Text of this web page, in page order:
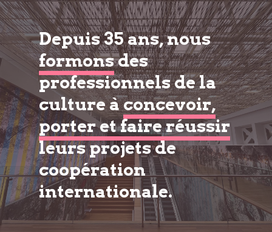
Depuis 35 ans, nous
formonsdes
professionnels de la
culture àconcevoir,
porter et faire réussir
leurs projets de
coopération
internationale.